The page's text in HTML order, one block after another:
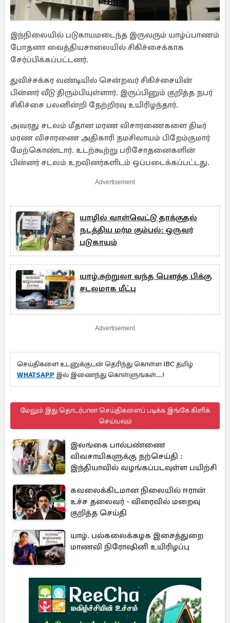
இந்நிலையில் படுகாயமடைந்த இருவரும் யாழ்ப்பாணம்
போதனா வைத்தியசாலையில் சிகிச்சைக்காக
சேர்ப்பிக்கப்பட்டனர்.
துவிச்சக்கர வண்டியில் சென்றவர் சிகிச்சையின்
பின்னர் வீடு திரும்பியுள்ளார். இருப்பினும் குறித்த நபர்
சிகிச்சை பலனின்றி நேற்றிரவு உயிரிழந்தார்.
அவரது சடலம் மீதான மரண விசாரணைகளை திடீர்
மரண விசாரணை அதிகாரி நமசிவாயம் பிறேம்குமார்
மேற்கொண்டார். உடற்கூற்று பரிசோதனைகளின்
பின்னர் சடலம் உறவினர்களிடம் ஒப்படைக்கப்பட்டது.
Advertisement
யாழில் வாள்வெட்டு தாக்குதல்
நடத்திய மர்ம கும்பல்: ஒருவர்
படுகாயம்
யாழ்.சுற்றுலா வந்த பௌத்த பிக்கு
சடலமாக மீட்பு
Advertisement
செய்திகளை உடனுக்குடன் தெரிந்து கொள்ள IBC தமிழ்
WHATSAPP இல் இணைந்து கொள்ளுங்கள்...!
மேலும் இது தொடர்பான செய்திகளைப் படிக்க இங்கே கிளிக்
செய்யவும்
இலங்கை பால்பண்ணை
விவசாயிகளுக்கு நற்செய்தி :
இந்தியாவில் வழங்கப்படவுள்ள பயிற்சி
கவலைக்கிடமான நிலையில் ஈரான்
உச்ச தலைவர் - விரைவில் மறைவு
குறித்த செய்தி
யாழ். பல்கலைக்கழக இசைத்துறை
மாணவி நிரோஷினி உயிரிழப்பு